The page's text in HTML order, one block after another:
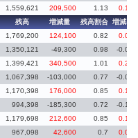
1,559,621 209,500 1.13
0.15
残高 増減量 残高割合 増減率
1,769,200 124,100 0.82
0.06
1,350,121 -49,300 0.98
-0.03
1,399,421 340,500 1.01
0.24
1,067,398 -103,000 0.77
-0.08
1,170,398 176,000 0.85
0.13
994,398 -185,300 0.72
-0.13
1,179,698 212,600 0.85
0.15
967,098 42,600 0.7
0.03